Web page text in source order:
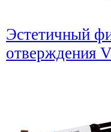
Эстетичный
отверждения